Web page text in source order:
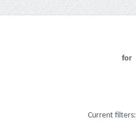
for
Current filters: